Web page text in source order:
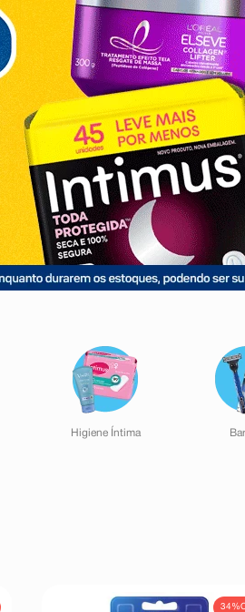
Higiene Íntima
34%